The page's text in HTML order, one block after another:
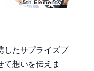
したサプライズプ
想いを伝えま